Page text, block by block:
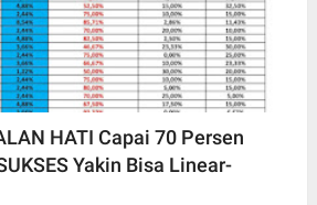
HATI Capai 70 Persen
Yakin Bisa Linear-